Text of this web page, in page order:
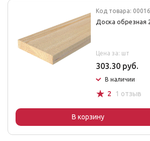
Код товара:
Доска обрезная
Цена за: шт
303.30 руб.
В наличии
☆ 2 1 отзыв
В корзину